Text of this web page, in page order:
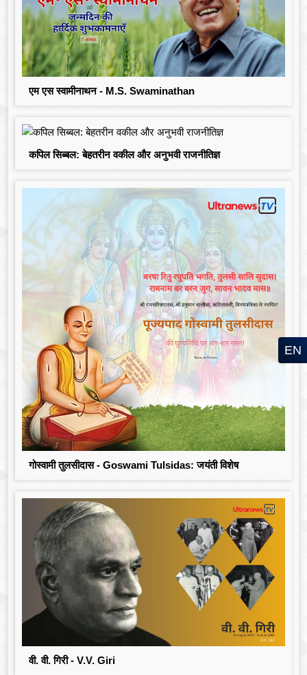
एम एस स्वामीनाथन - M.S. Swaminathan
कपिल सिब्बल: बेहतरीन वकील और अनुभवी राजनीतिज्ञ
गोस्वामी तुलसीदास - Goswami Tulsidas: जयंती विशेष
वी. वी. गिरी - V.V. Giri
EN